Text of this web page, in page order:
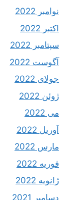
نوامبر 2022
اکتبر 2022
سپتامبر 2022
آگوست 2022
جولای 2022
ژوئن 2022
می 2022
آوریل 2022
مارس 2022
فوریه 2022
ژانویه 2022
دسامبر 2021